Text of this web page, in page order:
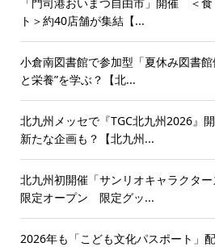
ト＞約40店舗が集結【...
小倉南図書館で参加型「夏休み図書
と栄養”を学ぶ？【北...
北九州メッセで『TGC北九州2026』
新たな企画も？【北九州...
北九州初開催「サンリオキャラクタ
限定オープン 限定グッ...
2026年も「こども文化パスポート」